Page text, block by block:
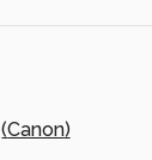
(Canon)